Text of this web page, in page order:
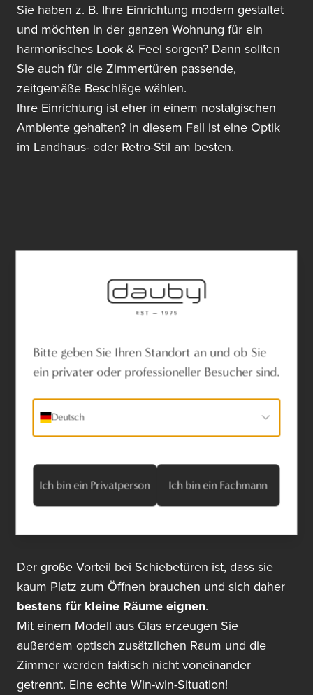
Sie haben z. B. Ihre Einrichtung modern gestaltet
und möchten in der ganzen Wohnung für ein
harmonisches Look & Feel sorgen? Dann sollten
Sie auch für die Zimmertüren passende,
zeitgemäße Beschläge wählen.
Ihre Einrichtung ist eher in einem nostalgischen
Ambiente gehalten? In diesem Fall ist eine Optik
im Landhaus- oder Retro-Stil am besten.
4. Beschläge für
Schiebetüren
Neben den beliebten Zimmertüren mit
unterschiedlichsten Interieurs immer beliebter. Bei
Dauby erhalten Sie praktische und attraktive
Der große Vorteil bei Schiebetüren ist, dass sie
kaum Platz zum Öffnen brauchen und sich daher
bestens für kleine Räume eignen.
Mit einem Modell aus Glas erzeugen Sie
außerdem optisch zusätzlichen Raum und die
Zimmer werden faktisch nicht voneinander
getrennt. Eine echte Win-win-Situation!
Bitte geben Sie Ihren Standort an und ob Sie
ein privater oder professioneller Besucher sind.
Deutsch
Ich bin ein Privatperson Ich bin ein Fachmann